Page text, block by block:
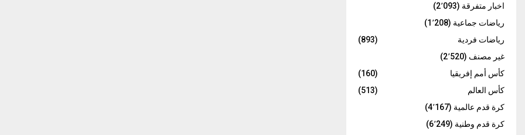
اخبار متفرقة (2٬093)
رياضات جماعية (1٬208)
رياضات فردية
(893)
غير مصنف (2٬520)
كأس أمم إفريقيا
(160)
كأس العالم
(513)
كرة قدم عالمية (4٬167)
كرة قدم وطنية (6٬249)